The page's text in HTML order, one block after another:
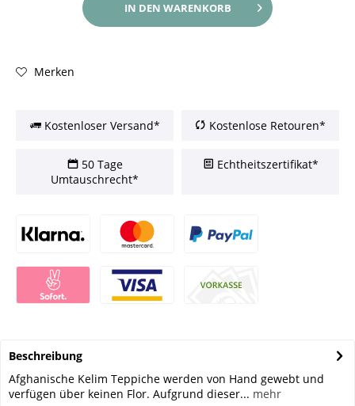
IN DEN WARENKORB
Merken
Kostenloser Versand* Kostenlose Retouren*
50 Tage
Umtauschrecht*
Echtheitszertifikat*
Beschreibung
Afghanische Kelim Teppiche werden von Hand gewebt und
verfügen über keinen Flor. Aufgrund dieser... mehr